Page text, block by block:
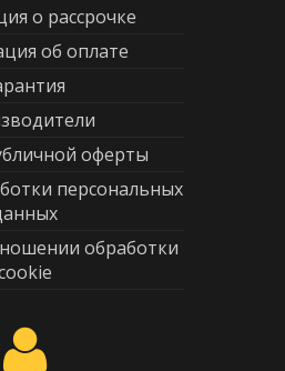
о рассрочке
об оплате
оферты
персональных
обработки